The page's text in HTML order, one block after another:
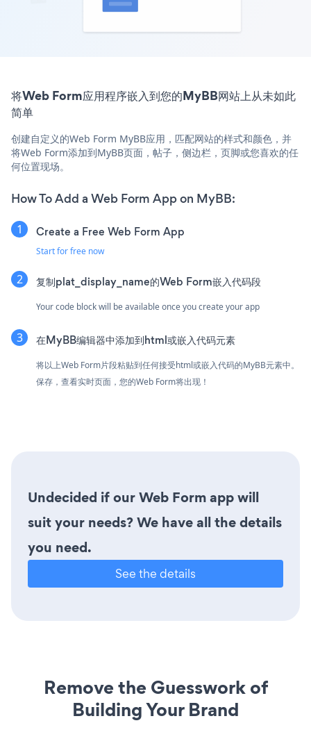
将Web Form应用程序嵌入到您的MyBB网站上从未如此
简单
创建自定义的Web Form MyBB应用，匹配网站的样式和颜色，并
将Web Form添加到MyBB页面，帖子，侧边栏，页脚或您喜欢的任
何位置现场。
How To Add a Web Form App on MyBB:
Create a Free Web Form App
Start for free now
复制plat_display_name的Web Form嵌入代码段
Your code block will be available once you create your app
在MyBB编辑器中添加到html或嵌入代码元素
将以上Web Form片段粘贴到任何接受html或嵌入代码的MyBB元素中。
保存，查看实时页面，您的Web Form将出现！
Undecided if our Web Form app will
suit your needs? We have all the details
you need.
See the details
Remove the Guesswork of
Building Your Brand